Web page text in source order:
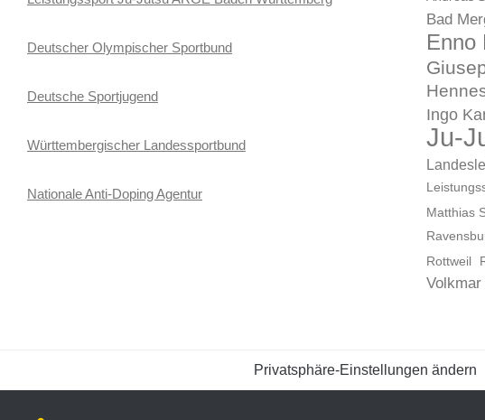
Deutscher Olympischer Sportbund
Deutsche Sportjugend
Württembergischer Landessportbund
Nationale Anti-Doping Agentur
Bad
Enno
Ingo
Ju-
Matthias
Rottweil
Privatsphäre-Einstellungen ändern